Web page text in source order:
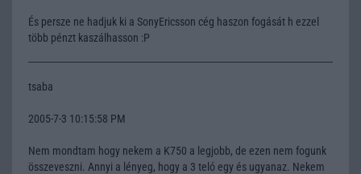
És persze ne hadjuk ki a SonyEricsson cég haszon fogását h ezzel
több pénzt kaszálhasson :P
tsaba
2005-7-3 10:15:58 PM
Nem mondtam hogy nekem a K750 a legjobb, de ezen nem fogunk
összeveszni. Annyi a lényeg, hogy a 3 teló egy és ugyanaz. Nekem